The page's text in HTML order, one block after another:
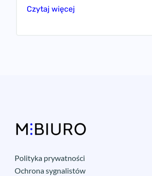
Czytaj więcej
Polityka prywatności
Ochrona sygnalistów